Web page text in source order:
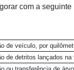
com a seguinte
de veículo, por
de detritos lançados